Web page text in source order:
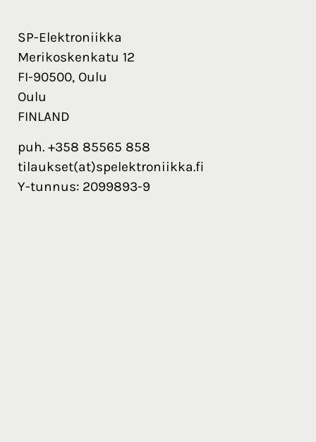
SP-Elektroniikka
Merikoskenkatu 12
FI-90500, Oulu
Oulu
FINLAND
puh. +358 85565 858
tilaukset(at)spelektroniikka.fi
Y-tunnus: 2099893-9